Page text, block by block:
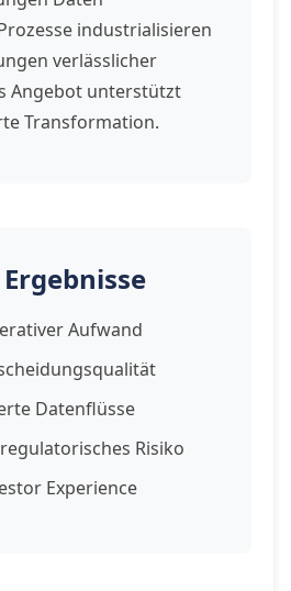
industrialisieren
verlässlicher
Angebot unterstützt
Transformation.
Aufwand
Datenflüsse
Risiko
Experience